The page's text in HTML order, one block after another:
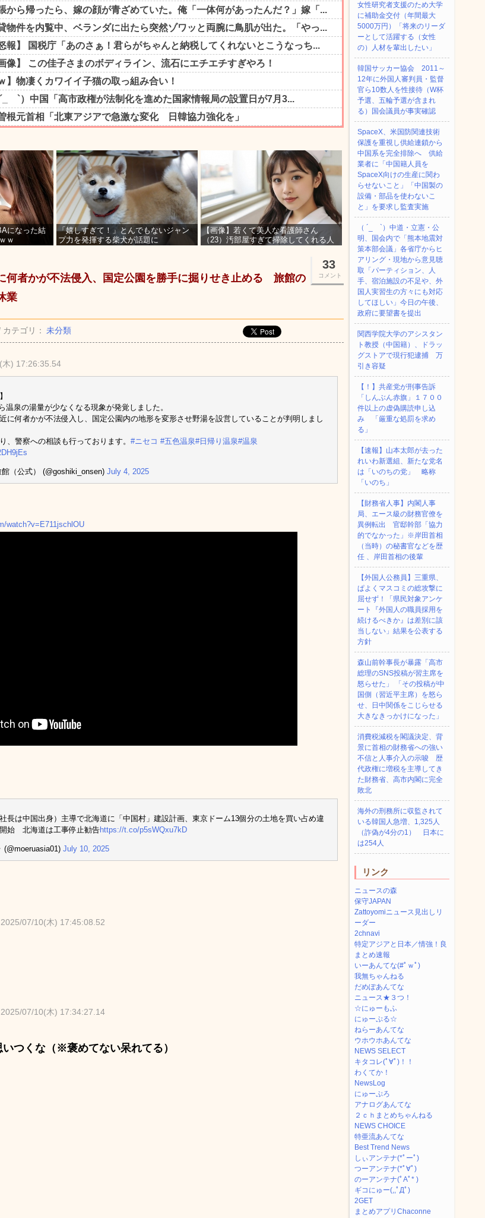
になった結
ｗ
「嬉しすぎて！」とんでもないジャン
プ力を発揮する柴犬が話題に
【画像】若くて美人な看護師さん
（23）汚部屋すぎて掃除してくれる人
33
コメント
何者かが不法侵入、国定公園を勝手に掘りせき止める 旅館の
業
テゴリ： 未分類
木) 17:26:35.54
温泉の湯量が少なくなる現象が発覚しました。
に何者かが不法侵入し、国定公園内の地形を変形させ野湯を設営していることが判明しまし
、警察への相談も行っております。 #ニセコ #五色温泉#日帰り温泉#温泉
（公式） (@goshiki_onsen) July 4, 2025
watch?v=E711jschlOU
長は中国出身）主導で北海道に「中国村」建設計画、東京ドーム13個分の土地を買い占め違
始 北海道は工事停止勧告https://t.co/p5sWQxu7kD
July 10, 2025
2025/07/10(木) 17:45:08.52
2025/07/10(木) 17:34:27.14
つくな（※褒めてない呆れてる）
女性研究者支援のため大学
に補助金交付（年間最大
5000万円）「将来のリーダ
ーとして活躍する（女性
の）人材を輩出したい」
韓国サッカー協会 2011～
12年に外国人審判員・監督
官ら10数人を性接待（W杯
予選、五輪予選が含まれ
る）国会議員が事実確認
SpaceX、米国防関連技術
保護を重視し供給連鎖から
中国系を完全排除へ 供給
業者に「中国籍人員を
SpaceX向けの生産に関わ
らせないこと」「中国製の
設備・部品を使わないこ
と」を要求し監査実施
（ ´_ゝ`）中道・立憲・公
明、国会内で「熊本地震対
策本部会議」各省庁からヒ
アリング・現地から意見聴
取「パーティション、人
手、宿泊施設の不足や、外
国人実習生の方々にも対応
してほしい」今日の午後、
政府に要望書を提出
関西学院大学のアシスタン
ト教授（中国籍）、ドラッ
グストアで現行犯逮捕 万
引き容疑
【！】共産党が刑事告訴
「しんぶん赤旗」１７００
件以上の虚偽購読申し込
み 「厳重な処罰を求め
る」
【速報】山本太郎が去った
れいわ新選組、新たな党名
は「いのちの党」 略称
「いのち」
【財務省人事】内閣人事
局、エース級の財務官僚を
異例転出 官邸幹部「協力
的でなかった」※岸田首相
（当時）の秘書官などを歴
任 、岸田首相の後輩
【外国人公務員】三重県、
ぱよくマスコミの総攻撃に
屈せず！「県民対象アンケ
ート『外国人の職員採用を
続けるべきか』は差別に該
当しない」結果を公表する
方針
森山前幹事長が暴露「高市
総理のSNS投稿が習主席を
怒らせた」 「その投稿が中
国側（習近平主席）を怒ら
せ、日中関係をこじらせる
大きなきっかけになった」
消費税減税を閣議決定、背
景に首相の財務省への強い
不信と人事介入の示唆 歴
代政権に増税を主導してき
た財務省、高市内閣に完全
敗北
海外の刑務所に収監されて
いる韓国人急増、1,325人
（詐偽が4分の1） 日本に
は254人
リンク
ニュースの森
保守JAPAN
Zattoyomiニュース見出しリ
ーダー
2chnavi
特定アジアと日本／情強！良
まとめ速報
いーあんてな(#ﾟｗﾟ)
我無ちゃんねる
だめぽあんてな
ニュース★３つ！
☆にゅーもふ
にゅーぷる☆
ねらーあんてな
ウホウホあんてな
NEWS SELECT
キタコレ(ﾟ∀ﾟ)！！
わくてか！
NewsLog
にゅーぷろ
アナログあんてな
２ｃｈまとめちゃんねる
NEWS CHOICE
特亜流あんてな
Best Trend News
しぃアンテナ(*ﾟーﾟ)
つーアンテナ(*ﾟ∀ﾟ)
のーアンテナ(ﾟAﾟ* )
ギコにゅー(,,ﾟДﾟ)
2GET
まとめアプリChaconne